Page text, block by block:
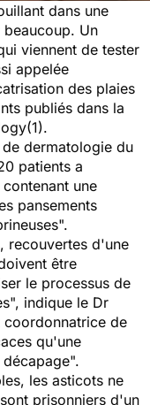
dans une
Un
viennent de tester
appelée
des plaies
publiés dans la
(1).
dermatologie du
patients a
une
pansements
recouvertes d'une
être
le processus de
indique le Dr
coordonnatrice de
qu'une
les asticots ne
prisonniers d'un